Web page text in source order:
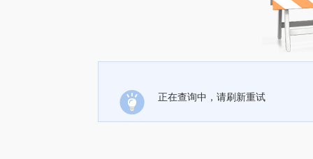
正在查询中，请刷新重试